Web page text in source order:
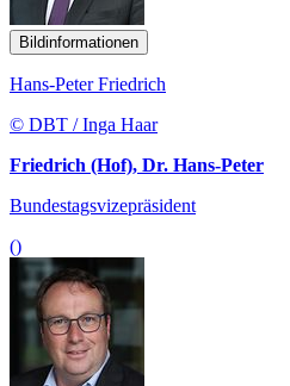
Bildinformationen
Hans-Peter Friedrich
© DBT / Inga Haar
Friedrich (Hof), Dr. Hans-Peter
Bundestagsvizepräsident
()